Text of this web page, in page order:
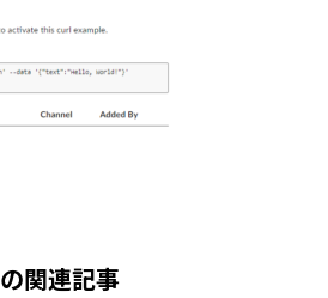
の関連記事